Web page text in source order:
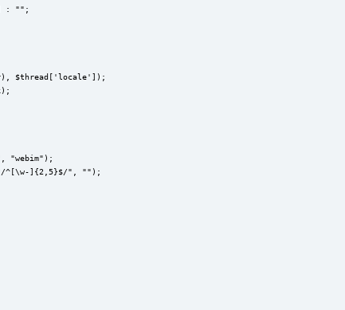
: "";
$thread['locale']);
"webim");
"/^[\w-]{2,5}$/", "");